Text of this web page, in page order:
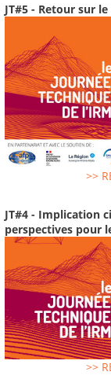
JT#5 - Retour sur
>>
JT#4 - Implication
perspectives pour
>>